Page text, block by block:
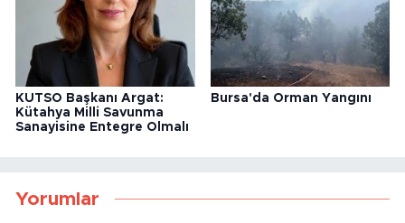
KUTSO Başkanı Argat:
Kütahya Milli Savunma
Sanayisine Entegre Olmalı
Bursa'da Orman Yangını
Yorumlar